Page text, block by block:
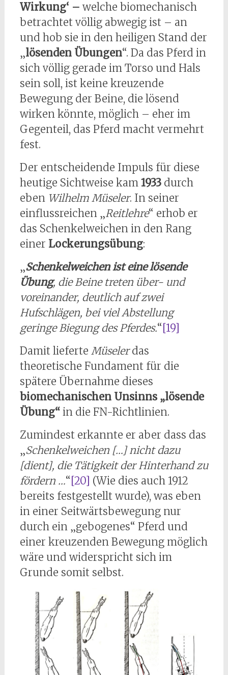
Wirkung‘ – welche biomechanisch
betrachtet völlig abwegig ist – an
und hob sie in den heiligen Stand der
„lösenden Übungen“. Da das Pferd in
sich völlig gerade im Torso und Hals
sein soll, ist keine kreuzende
Bewegung der Beine, die lösend
wirken könnte, möglich – eher im
Gegenteil, das Pferd macht vermehrt
fest.
Der entscheidende Impuls für diese
heutige Sichtweise kam 1933durch
eben Wilhelm Müseler. In seiner
einflussreichen „Reitlehre“ erhob er
das Schenkelweichen in den Rang
einer Lockerungsübung:
„Schenkelweichen ist eine lösende
Übung, die Beine treten über- und
voreinander, deutlich auf zwei
Hufschlägen, bei viel Abstellung
geringe Biegung des Pferdes.“[19]
Damit lieferte Müselerdas
theoretische Fundament für die
spätere Übernahme dieses
biomechanischen Unsinns „lösende
Übung“in die FN-Richtlinien.
Zumindest erkannte er aber dass das
„Schenkelweichen […] nicht dazu
[dient], die Tätigkeit der Hinterhand zu
fördern …“[20] (Wie dies auch 1912
bereits festgestellt wurde), was eben
in einer Seitwärtsbewegung nur
durch ein „gebogenes“ Pferd und
einer kreuzenden Bewegung möglich
wäre und widerspricht sich im
Grunde somit selbst.